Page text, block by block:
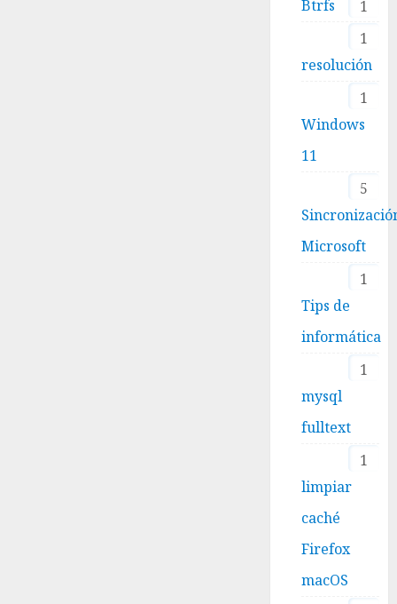
1
Btrfs
1
resolución
1
Windows
11
5
Microsoft
1
Tips de
informática
1
mysql
fulltext
1
limpiar
caché
Firefox
macOS